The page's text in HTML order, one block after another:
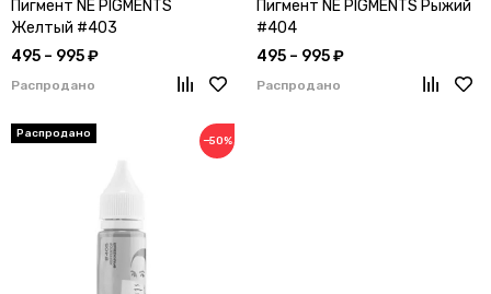
Пигмент NE PIGMENTS
Желтый #403
495 – 995 ₽
Распродано
Пигмент NE PIGMENTS Рыжий
#404
495 – 995 ₽
Распродано
−50%